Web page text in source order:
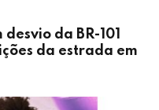
da BR-101
da estrada em